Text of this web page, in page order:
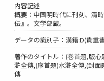
内容記述
概要：中国明時代に刊刻、清
伝』。文学部蔵。
データの識別子：漢籍:D(貴重
著作のタイトル：(巻首題,版
滸全傳,(序首題)水滸全傳,(封
傳